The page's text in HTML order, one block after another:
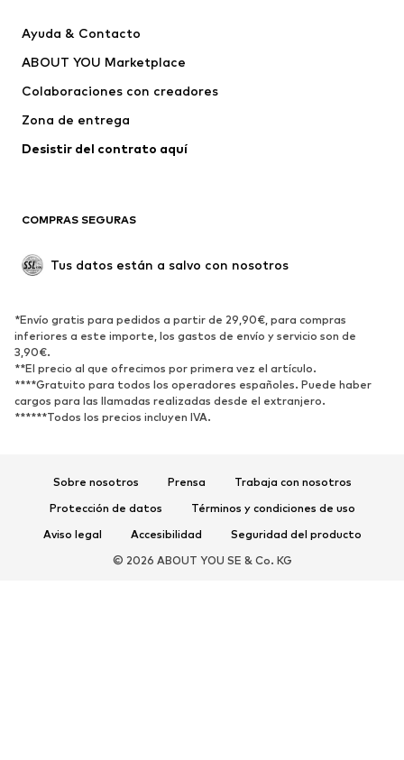
FC Barcelona
Ayuda & Contacto
ABOUT YOU Marketplace
Colaboraciones con creadores
Zona de entrega
Desistir del contrato aquí
COMPRAS SEGURAS
Tus datos están a salvo con nosotros
*Envío gratis para pedidos a partir de 29,90€, para compras
inferiores a este importe, los gastos de envío y servicio son de
3,90€.
**El precio al que ofrecimos por primera vez el artículo.
****Gratuito para todos los operadores españoles. Puede haber
cargos para las llamadas realizadas desde el extranjero.
******Todos los precios incluyen IVA.
Sobre nosotros Prensa
Trabaja con nosotros
Protección de datos
Términos y condiciones de uso
Aviso legal
Accesibilidad
Seguridad del producto
© 2026 ABOUT YOU SE & Co. KG